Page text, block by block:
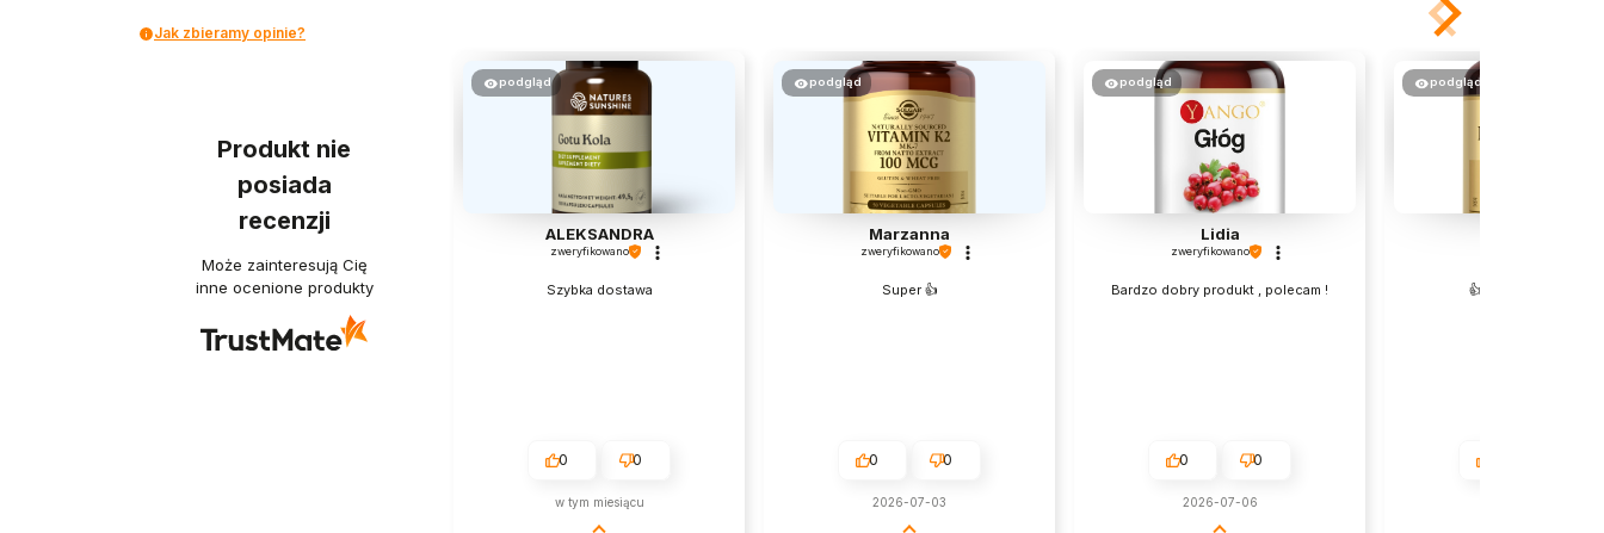
Jak zbieramy opinie?
Produkt nie
posiada
recenzji
Może zainteresują Cię
inne ocenione produkty
podgląd
ALEKSANDRA
zweryfikowano
Szybka dostawa
0 0
w tym miesiącu
podgląd
Marzanna
zweryfikowano
Super 👍️
0 0
2026-07-03
podgląd
Lidia
zweryfikowano
Bardzo dobry produkt , polecam !
0 0
2026-07-06
podgląd
👍️Świetny preparat